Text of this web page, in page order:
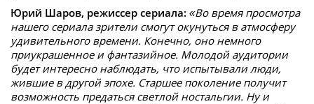
Юрий Шаров, режиссер сериала: «Во время просмотра
нашего сериала зрители смогут окунуться в атмосферу
удивительного времени. Конечно, оно немного
приукрашенное и фантазийное. Молодой аудитории
будет интересно наблюдать, что испытывали люди,
жившие в другой эпохе. Старшее поколение получит
возможность предаться светлой ностальгии. Ну и